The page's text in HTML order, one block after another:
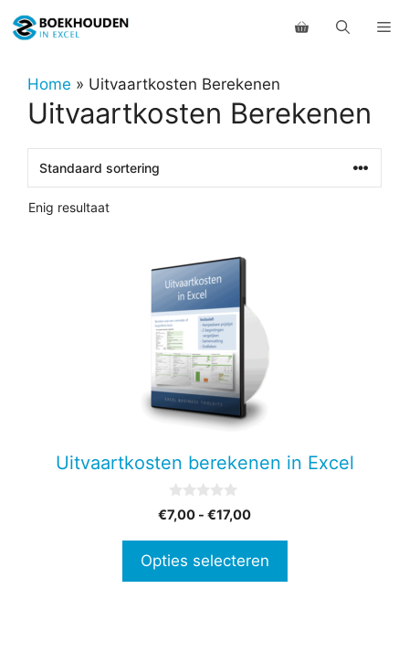
naar
inhoudHome » Uitvaartkosten Berekenen
Uitvaartkosten Berekenen
Enig resultaat
Uitvaartkosten berekenen in Excel
0
v
5
€7,00 - €17,00Prijsklasse:
€17,00
Opties selecteren
worden
productpagina